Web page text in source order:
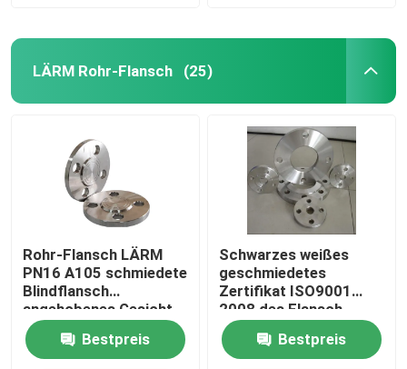
Über uns
Fabrik Tour
Qualitätskontrolle
Kontakt
Referenzen
LÄRM Rohr-Flansch (25)
Rohr-Flansch LÄRM
PN16 A105 schmiedete
Blindflansch
angehobenes Gesicht
Bestpreis
Schwarzes weißes
geschmiedetes
Zertifikat ISO9001
2008 des Flansch-
Gost-12820
Bestpreis